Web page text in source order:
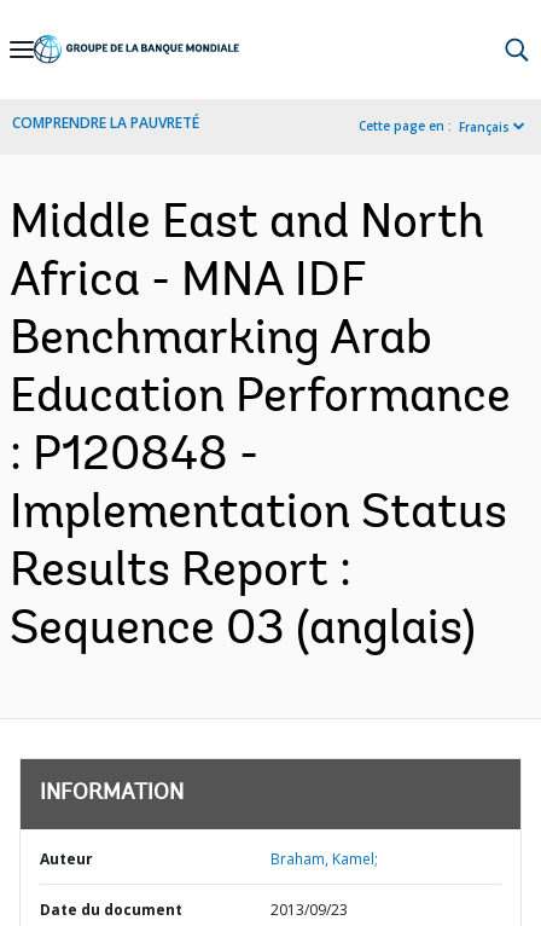
Skip
Navigation
COMPRENDRE LA PAUVRETÉ Cette page en : Français
Middle East and North
Africa - MNA IDF
Benchmarking Arab
Education Performance
: P120848 -
Implementation Status
Results Report :
Sequence 03 (anglais)
INFORMATION
Auteur Braham, Kamel;
Date du document 2013/09/23